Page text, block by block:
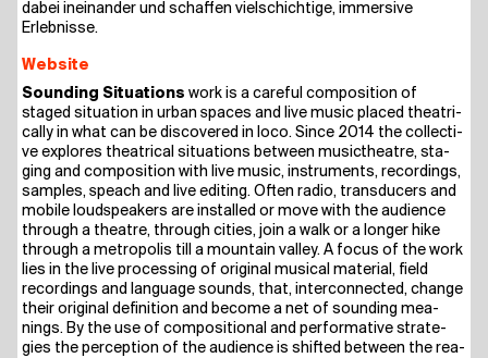
dabei inein­an­der und schaf­fen viel­schich­ti­ge, immersi­ve
Erlebnisse.
Website
Sound­ing Situa­tions work is a careful com­po­si­ti­on of
staged situa­ti­on in urban spaces and live music pla­ced thea­tri­
cal­ly in what can be dis­co­ver­ed in loco. Sin­ce 2014 the coll­ec­ti­
ve explo­res thea­tri­cal situa­tions bet­ween music­theat­re, sta­
ging and com­po­si­ti­on with live music, instru­ments, recor­dings,
samples, speach and live editing. Often radio, trans­du­cers and
mobi­le loud­spea­k­ers are instal­led or move with the audi­ence
through a theat­re, through cities, join a walk or a lon­ger hike
through a metro­po­lis till a moun­tain val­ley. A focus of the work
lies in the live pro­ces­sing of ori­gi­nal musi­cal mate­ri­al, field
recor­dings and lan­guage sounds, that, inter­con­nec­ted, chan­ge
their ori­gi­nal defi­ni­ti­on and beco­me a net of sound­ing mea­
nings. By the use of com­po­si­tio­nal and per­for­ma­ti­ve stra­te­
gies the per­cep­ti­on of the audi­ence is shifted bet­ween the rea­